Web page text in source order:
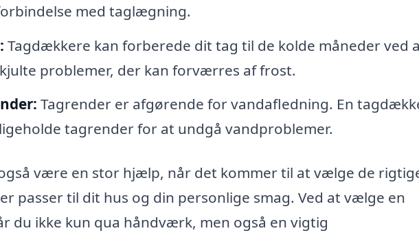
med taglægning.
Tagdækkere kan forberede dit tag til de kolde måneder ved
problemer, der kan forværres af frost.
Tagrender er afgørende for vandafledning. En
tagrender for at undgå vandproblemer.
være en stor hjælp, når det kommer til at vælge de
passer til dit hus og din personlige smag. Ved at vælge en
du ikke kun qua håndværk, men også en vigtig